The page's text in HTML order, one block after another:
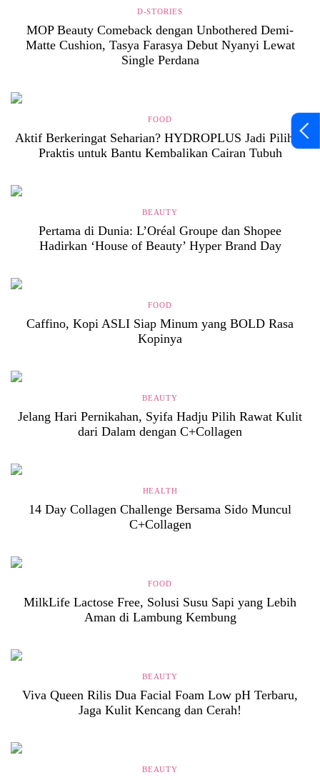
D-STORIES
MOP Beauty Comeback dengan Unbothered Demi-
Matte Cushion, Tasya Farasya Debut Nyanyi Lewat
Single Perdana
FOOD
Aktif Berkeringat Seharian? HYDROPLUS Jadi Pilihan
Praktis untuk Bantu Kembalikan Cairan Tubuh
BEAUTY
Pertama di Dunia: L’Oréal Groupe dan Shopee
Hadirkan ‘House of Beauty’ Hyper Brand Day
FOOD
Caffino, Kopi ASLI Siap Minum yang BOLD Rasa
Kopinya
BEAUTY
Jelang Hari Pernikahan, Syifa Hadju Pilih Rawat Kulit
dari Dalam dengan C+Collagen
HEALTH
14 Day Collagen Challenge Bersama Sido Muncul
C+Collagen
FOOD
MilkLife Lactose Free, Solusi Susu Sapi yang Lebih
Aman di Lambung Kembung
BEAUTY
Viva Queen Rilis Dua Facial Foam Low pH Terbaru,
Jaga Kulit Kencang dan Cerah!
BEAUTY